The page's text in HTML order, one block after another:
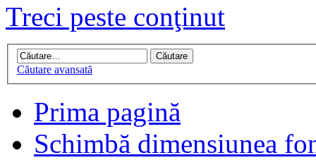
Treci peste conţinut
Căutare avansată
Prima pagină
Schimbă dimensiunea